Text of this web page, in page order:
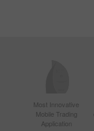
Most Innovative
Mobile Trading
Application